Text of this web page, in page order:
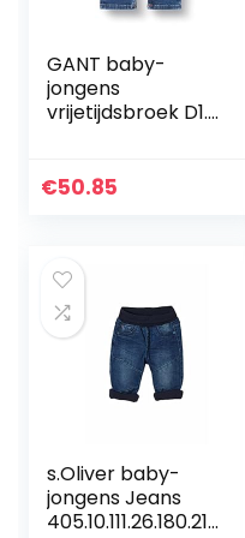
GANT baby-
jongens
vrijetijdsbroek D1.
€50.85
s.Oliver baby-
jongens Jeans
405.10.111.26.180.210